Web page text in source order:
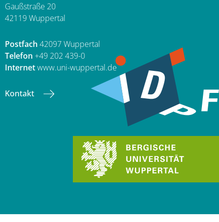
Gaußstraße 20
42119 Wuppertal
Postfach 42097 Wuppertal
Telefon +49 202 439-0
Internetwww.uni-wuppertal.de
Kontakt